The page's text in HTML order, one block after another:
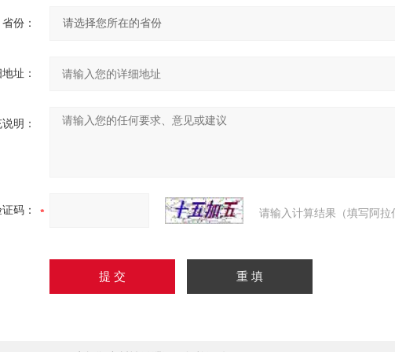
省份：
址：
明：
码： 请输入计算结果（填写阿